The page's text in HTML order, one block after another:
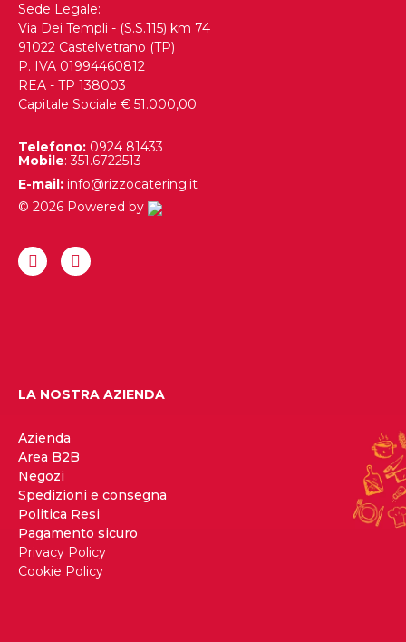
Sede Legale:
Via Dei Templi - (S.S.115) km 74
91022 Castelvetrano (TP)
P. IVA 01994460812
REA - TP 138003
Capitale Sociale € 51.000,00
Telefono: 0924 81433
Mobile: 351.6722513
E-mail: info@rizzocatering.it
© 2026 Powered by
LA NOSTRA AZIENDA
Azienda
Area B2B
Negozi
Spedizioni e consegna
Politica Resi
Pagamento sicuro
Privacy Policy
Cookie Policy